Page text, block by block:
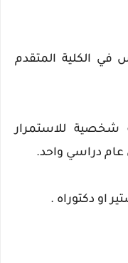
في الكلية المتقدم
شخصية للاستمرار
عام دراسي واحد.